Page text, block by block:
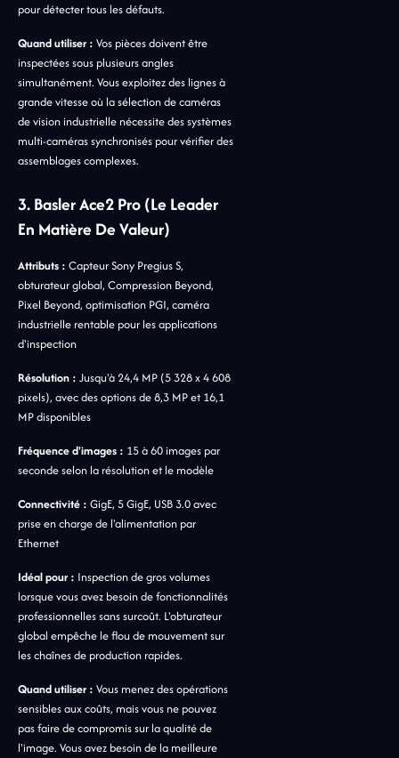
pour détecter tous les défauts.
Quand utiliser : Vos pièces doivent être
inspectées sous plusieurs angles
simultanément. Vous exploitez des lignes à
grande vitesse où la sélection de caméras
de vision industrielle nécessite des systèmes
multi-caméras synchronisés pour vérifier des
assemblages complexes.
3. Basler Ace2 Pro (Le Leader
En Matière De Valeur)
Attributs : Capteur Sony Pregius S,
obturateur global, Compression Beyond,
Pixel Beyond, optimisation PGI, caméra
industrielle rentable pour les applications
d'inspection
Résolution : Jusqu'à 24,4 MP (5 328 x 4 608
pixels), avec des options de 8,3 MP et 16,1
MP disponibles
Fréquence d'images : 15 à 60 images par
seconde selon la résolution et le modèle
Connectivité : GigE, 5 GigE, USB 3.0 avec
prise en charge de l'alimentation par
Ethernet
Idéal pour : Inspection de gros volumes
lorsque vous avez besoin de fonctionnalités
professionnelles sans surcoût. L'obturateur
global empêche le flou de mouvement sur
les chaînes de production rapides.
Quand utiliser : Vous menez des opérations
sensibles aux coûts, mais vous ne pouvez
pas faire de compromis sur la qualité de
l'image. Vous avez besoin de la meilleure